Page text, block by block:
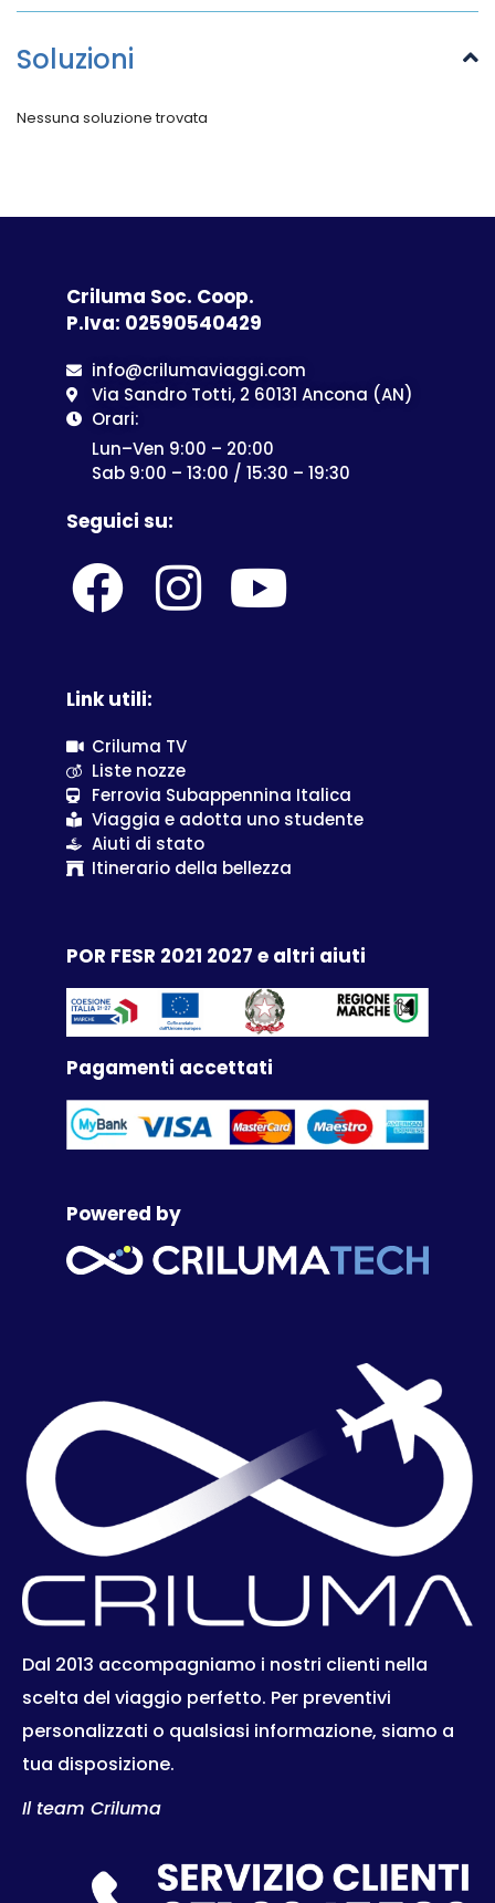
Soluzioni
Nessuna soluzione trovata
Criluma Soc. Coop.
P.Iva: 02590540429
info@crilumaviaggi.com
Via Sandro Totti, 2 60131 Ancona (AN)
Orari:
Lun–Ven 9:00 – 20:00
Sab 9:00 – 13:00 / 15:30 – 19:30
Seguici su:
Link utili:
Criluma TV
Liste nozze
Ferrovia Subappennina Italica
Viaggia e adotta uno studente
Aiuti di stato
Itinerario della bellezza
POR FESR 2021 2027 e altri aiuti
Pagamenti accettati
Powered by
Dal 2013 accompagniamo i nostri clienti nella
scelta del viaggio perfetto. Per preventivi
personalizzati o qualsiasi informazione, siamo a
tua disposizione.
Il team Criluma